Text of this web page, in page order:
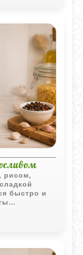
рисом,
быстро и